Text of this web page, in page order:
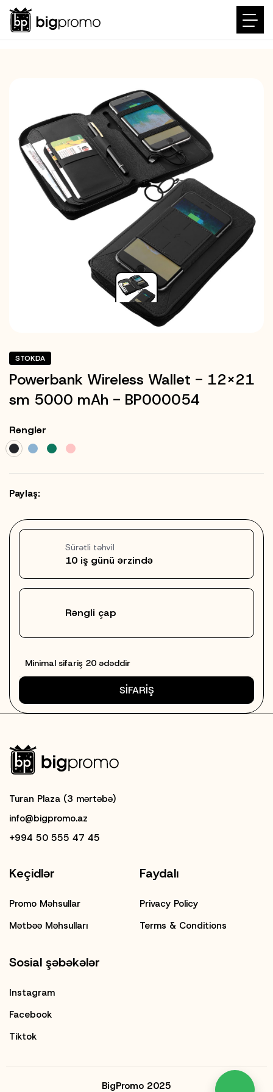
STOKDA
Powerbank Wireless Wallet - 12x21
sm 5000 mAh - BP000054
Rənglər
Paylaş:
Sürətli təhvil
10 iş günü ərzində
Rəngli çap
Minimal sifariş 20 ədəddir
SİFARİŞ
Turan Plaza (3 mərtəbə)
info@bigpromo.az
+994 50 555 47 45
Keçidlər
Promo Məhsullar
Mətbəə Məhsulları
Faydalı
Privacy Policy
Terms & Conditions
Sosial şəbəkələr
Instagram
Facebook
Tiktok
BigPromo 2025